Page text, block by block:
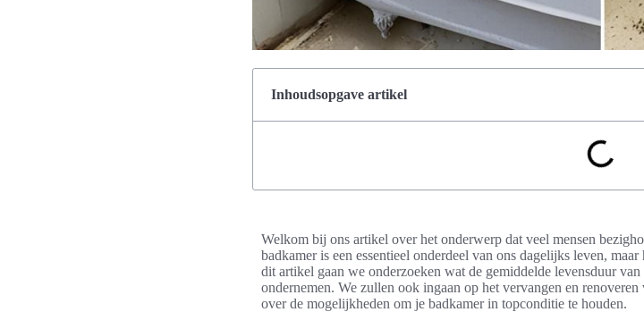
Inhoudsopgave artikel
Welkom bij ons artikel over het onderwerp dat veel mensen
badkamer is een essentieel onderdeel van ons dagelijks leven,
dit artikel gaan we onderzoeken wat de gemiddelde levensduur
ondernemen. We zullen ook ingaan op het vervangen en
over de mogelijkheden om je badkamer in topconditie te houden.